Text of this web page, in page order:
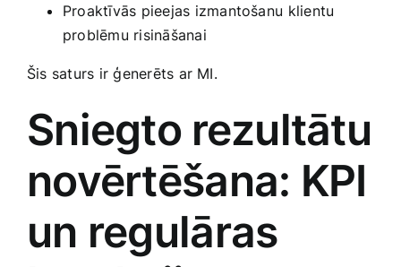
Proaktīvās pieejas izmantošanu⁣ klientu
problēmu risināšanai
Šis saturs ‍ir‍ ģenerēts ar MI.
Sniegto ⁢rezultātu​
novērtēšana: KPI
un regulāras